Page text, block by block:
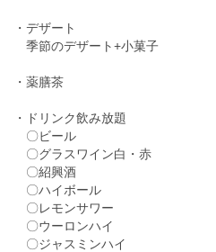
・デザート
季節のデザート+小菓子
・薬膳茶
・ドリンク飲み放題
〇ビール
〇グラスワイン白・赤
〇紹興酒
〇ハイボール
〇レモンサワー
〇ウーロンハイ
〇ジャスミンハイ